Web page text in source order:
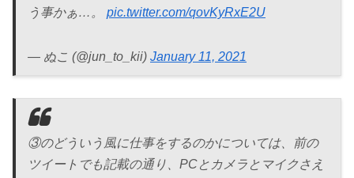
う事かぁ…。 pic.twitter.com/qovKyRxE2U
— ぬこ (@jun_to_kii) January 11, 2021
③のどういう風に仕事をするのかについては、前の
ツイートでも記載の通り、PCとカメラとマイクさえ